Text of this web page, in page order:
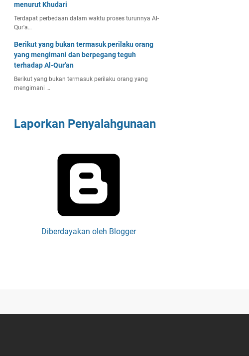
menurut Khudari
Terdapat perbedaan dalam waktu proses turunnya Al-
Qur'a…
Berikut yang bukan termasuk perilaku orang
yang mengimani dan berpegang teguh
terhadap Al-Qur'an
Berikut yang bukan termasuk perilaku orang yang
mengimani …
Laporkan Penyalahgunaan
Diberdayakan oleh Blogger